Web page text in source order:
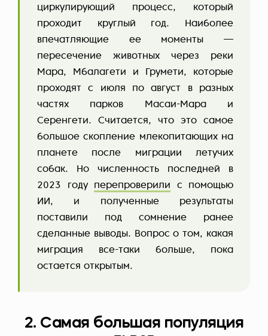
циркулирующий процесс, который
проходит круглый год. Наиболее
впечатляющие ее моменты —
пересечение животных через реки
Мара, Мбалагети и Грумети, которые
проходят с июля по август в разных
частях парков Масаи-Мара и
Серенгети. Считается, что это самое
большое скопление млекопитающих на
планете после миграции летучих
собак. Но численность последней в
2023 году перепроверили с помощью
ИИ, и полученные результаты
поставили под сомнение ранее
сделанные выводы. Вопрос о том, какая
миграция все-таки больше, пока
остается открытым.
2. Самая большая популяция